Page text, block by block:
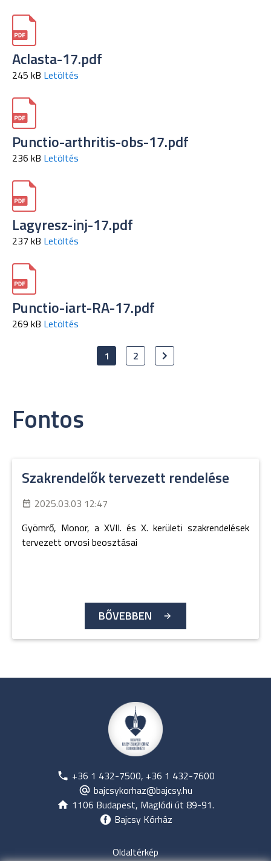
Aclasta-17.pdf
245 kB Letöltés
Punctio-arthritis-obs-17.pdf
236 kB Letöltés
Lagyresz-inj-17.pdf
237 kB Letöltés
Punctio-iart-RA-17.pdf
269 kB Letöltés
1 2
Fontos
Szakrendelők tervezett rendelése
2025.03.03 12:47
Gyömrő, Monor, a XVII. és X. kerületi szakrendelések
tervezett orvosi beosztásai
BŐVEBBEN
+36 1 432-7500, +36 1 432-7600
bajcsykorhaz@bajcsy.hu
1106 Budapest, Maglódi út 89-91.
Bajcsy Kórház
Oldaltérkép